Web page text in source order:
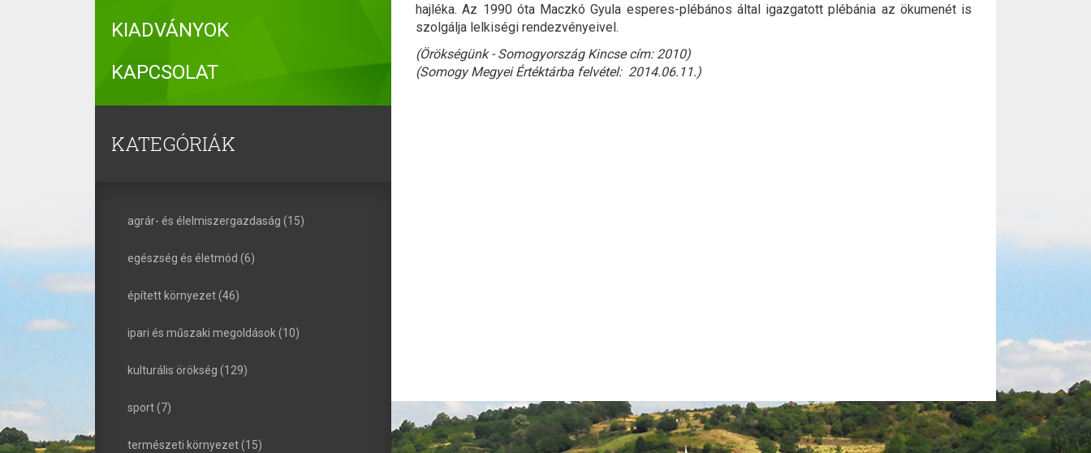
KIADVÁNYOK
KAPCSOLAT
KATEGÓRIÁK
agrár- és élelmiszergazdaság (15)
egészség és életmód (6)
épített környezet (46)
ipari és műszaki megoldások (10)
kulturális örökség (129)
sport (7)
természeti környezet (15)
hajléka. Az 1990 óta Maczkó Gyula esperes-plébános által igazgatott plébánia az ökumenét is
szolgálja lelkiségi rendezvényeivel.
(Örökségünk - Somogyország Kincse cím: 2010)
(Somogy Megyei Értéktárba felvétel: 2014.06.11.)